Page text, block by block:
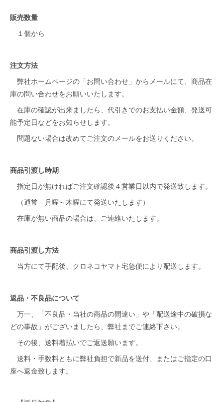
販売数量
１個から
注文方法
弊社ホームページの「お問い合わせ」からメールにて、商品在
庫の問い合わせをお願いいたします。
在庫の確認が出来ましたら、代引きでのお支払い金額、発送可
能予定日などをお知らせします。
問題ない場合は改めてご注文のメールをお送りください。
商品引渡し時期
指定日が無ければご注文確認後４営業日以内で発送致します。
（通常 月曜～木曜にて発送いたします）
在庫が無い商品の場合は、ご連絡いたします。
商品引渡し方法
当方にて手配後、クロネコヤマト宅急便により配送します。
返品・不良品について
万一、「不良品・当社の商品の間違い」や「配送途中の破損な
どの事故」がございましたら、弊社までご連絡下さい。
その後、送料着払いでご返送願います。
送料・手数料ともに弊社負担で新品を送付、またはご指定の口
座へ返金致します。